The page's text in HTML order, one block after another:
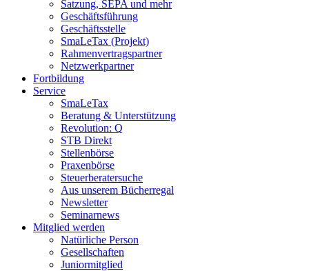
Satzung, SEPA und mehr
Geschäftsführung
Geschäftsstelle
SmaLeTax (Projekt)
Rahmenvertragspartner
Netzwerkpartner
Fortbildung
Service
SmaLeTax
Beratung & Unterstützung
Revolution: Q
STB Direkt
Stellenbörse
Praxenbörse
Steuerberatersuche
Aus unserem Bücherregal
Newsletter
Seminarnews
Mitglied werden
Natürliche Person
Gesellschaften
Juniormitglied